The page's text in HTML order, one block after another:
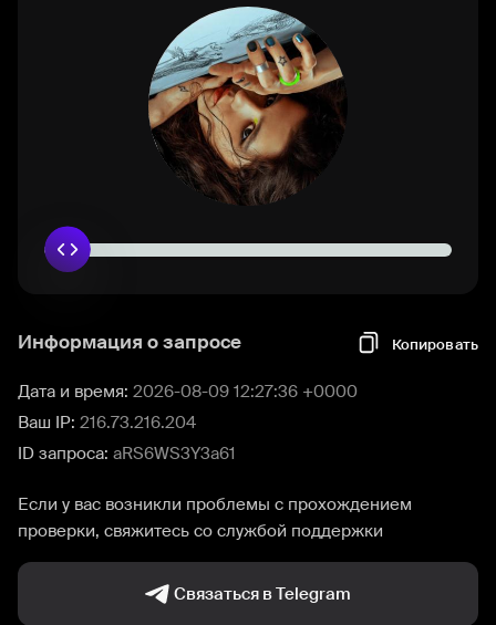
Информация о запросе Копировать
Дата и время: 2026-08-09 12:27:36 +0000
Ваш IP: 216.73.216.204
ID запроса: aRS6WS3Y3a61
Если у вас возникли проблемы с прохождением
проверки, свяжитесь со службой поддержки
Связаться в Telegram